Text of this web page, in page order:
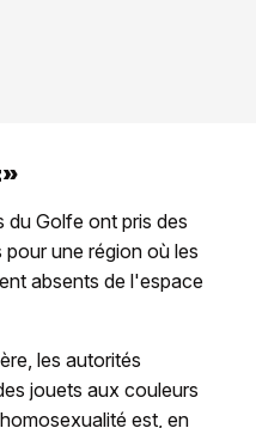
du Golfe ont pris des
une région où les
absents de l'espace
les autorités
jouets aux couleurs
est, en